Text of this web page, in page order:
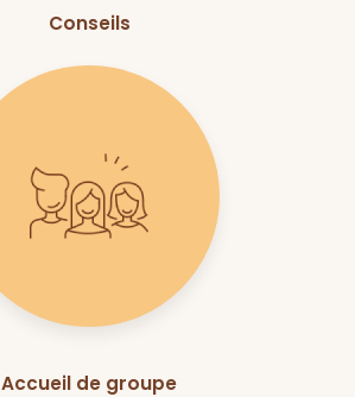
Conseils
Accueil de groupe